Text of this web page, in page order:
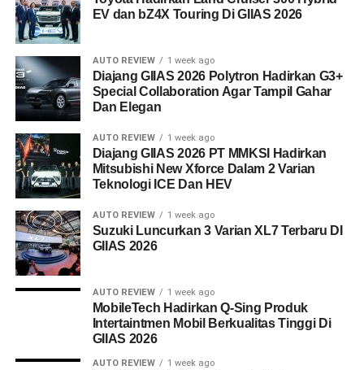
EV dan bZ4X Touring Di GIIAS 2026
AUTO REVIEW 1 week ago
Diajang GIIAS 2026 Polytron Hadirkan G3+
Special Collaboration Agar Tampil Gahar
Dan Elegan
AUTO REVIEW 1 week ago
Diajang GIIAS 2026 PT MMKSI Hadirkan
Mitsubishi New Xforce Dalam 2 Varian
Teknologi ICE Dan HEV
AUTO REVIEW 1 week ago
Suzuki Luncurkan 3 Varian XL7 Terbaru DI
GIIAS 2026
AUTO REVIEW 1 week ago
MobileTech Hadirkan Q-Sing Produk
Intertaintmen Mobil Berkualitas Tinggi Di
GIIAS 2026
AUTO REVIEW 1 week ago